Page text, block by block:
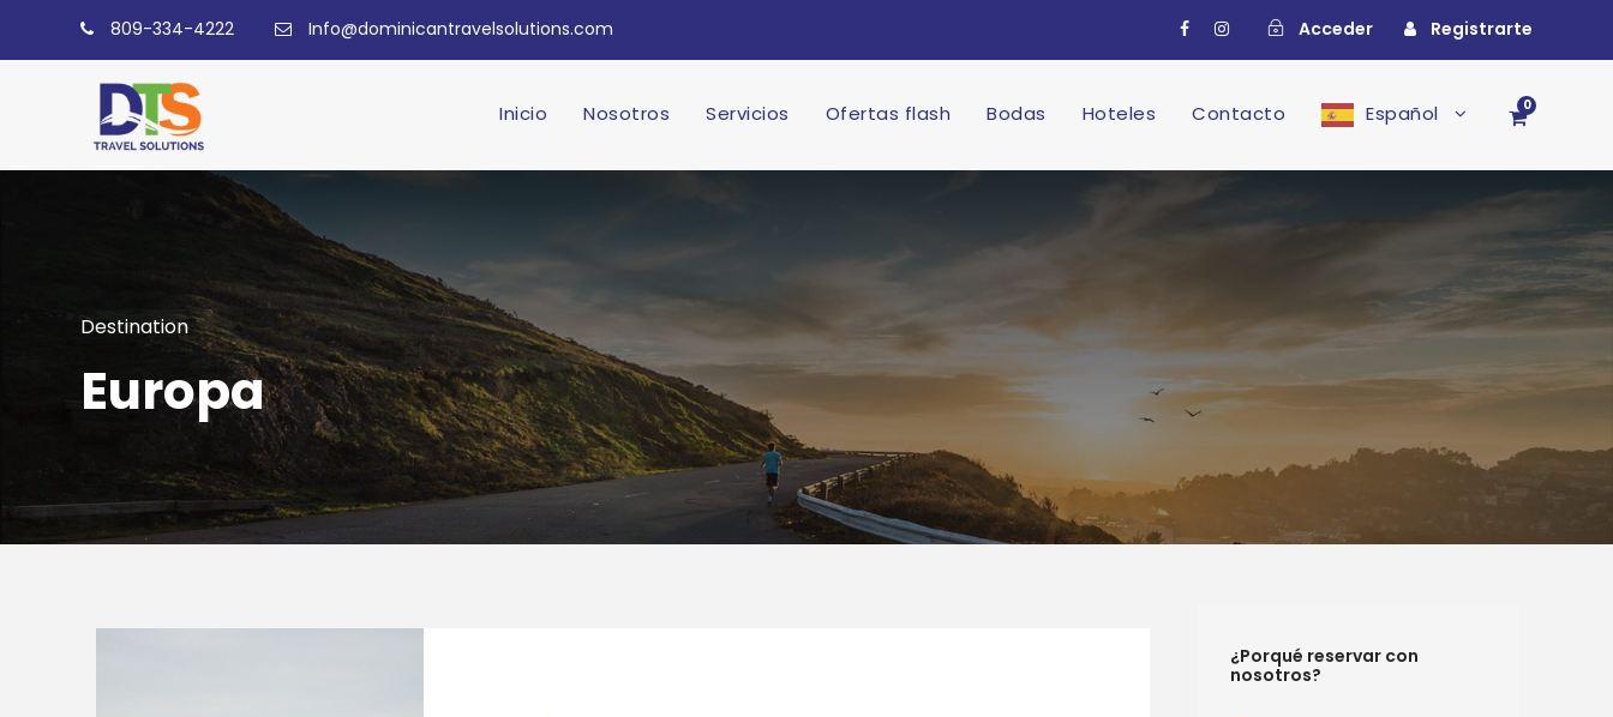
809-334-4222 Info@dominicantravelsolutions.com Acceder Registrarte
Inicio Nosotros Servicios Ofertas flash Bodas Hoteles Contacto Español 0
Destination
Europa
¿Porqué reservar con
nosotros?